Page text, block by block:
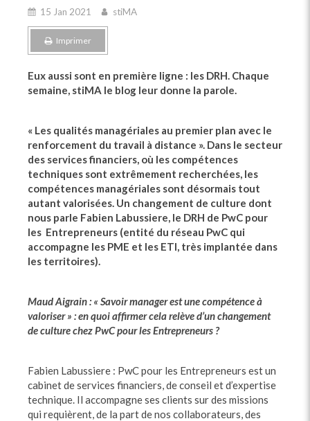
15 Jan 2021 stiMA
Imprimer
Eux aussi sont en première ligne : les DRH. Chaque
semaine, stiMA le blog leur donne la parole.
« Les qualités managériales au premier plan avec le
renforcement du travail à distance ». Dans le secteur
des services financiers, où les compétences
techniques sont extrêmement recherchées, les
compétences managériales sont désormais tout
autant valorisées. Un changement de culture dont
nous parle Fabien Labussiere, le DRH de PwC pour
les Entrepreneurs (entité du réseau PwC qui
accompagne les PME et les ETI, très implantée dans
les territoires).
Maud Aigrain : « Savoir manager est une compétence à
valoriser » : en quoi affirmer cela relève d’un changement
de culture chez PwC pour les Entrepreneurs ?
Fabien Labussiere : PwC pour les Entrepreneurs est un
cabinet de services financiers, de conseil et d’expertise
technique. Il accompagne ses clients sur des missions
qui requièrent, de la part de nos collaborateurs, des